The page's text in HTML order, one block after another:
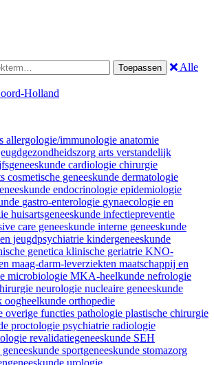
Toepassen
Alle
Holland
allergologie/immunologie anatomie
arts verstandelijk
cardiologie chirurgie
cosmetische geneeskunde dermatologie
endocrinologie epidemiologie
gastro-enterologie gynaecologie en
huisartsgeneeskunde infectiepreventie
care geneeskunde interne geneeskunde
jeugdpsychiatrie kindergeneeskunde
genetica klinische geriatrie KNO-
maag-darm-leverziekten maatschappij en
microbiologie MKA-heelkunde nefrologie
neurologie nucleaire geneeskunde
oogheelkunde orthopedie
overige functies pathologie plastische chirurgie
proctologie psychiatrie radiologie
revalidatiegeneeskunde SEH
sportgeneeskunde stomazorg
urologie